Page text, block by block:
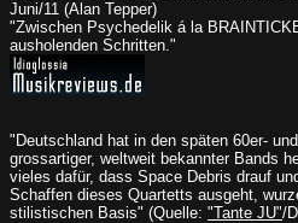
Juni/11 (Alan Tepper)
"Zwischen Psychedelik á la
ausholenden Schritten."
"Deutschland hat in den späten 60er-
grossartiger, weltweit bekannter Bands
vieles dafür, dass Space Debris drauf
Schaffen dieses Quartetts ausgeht,
stilistischen Basis" (Quelle: "Tante JU"/